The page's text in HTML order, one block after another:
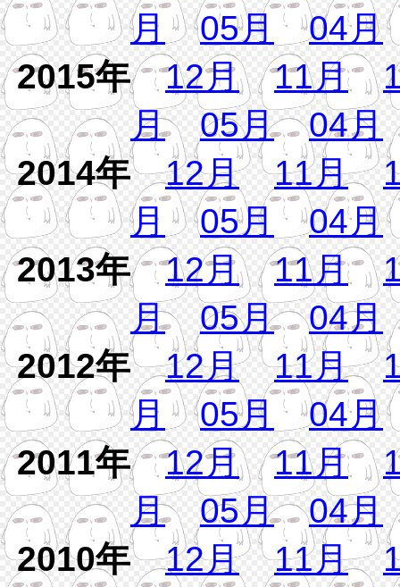
月
05月
04月
2015年12月 11月
月
05月
04月
2014年12月 11月
月
05月
04月
2013年12月 11月
月
05月
04月
2012年12月 11月
月
05月
04月
2011年12月 11月
月
05月
04月
2010年12月 11月